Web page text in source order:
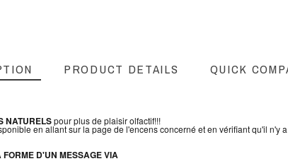
PRODUCT DETAILS QUICK
NATURELSpour plus de plaisir olfactif!!!
en allant sur la page de l'encens concerné et en vérifiant qu'il n'y
D'UN MESSAGE VIA